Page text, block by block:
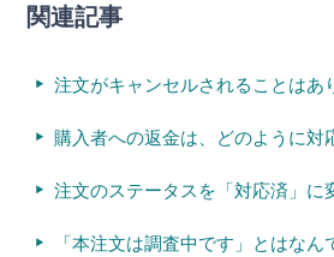
関連記事
注文がキャンセルされることはあ
購入者への返金は、どのように対
注文のステータスを「対応済」に
「本注文は調査中です」とはなん